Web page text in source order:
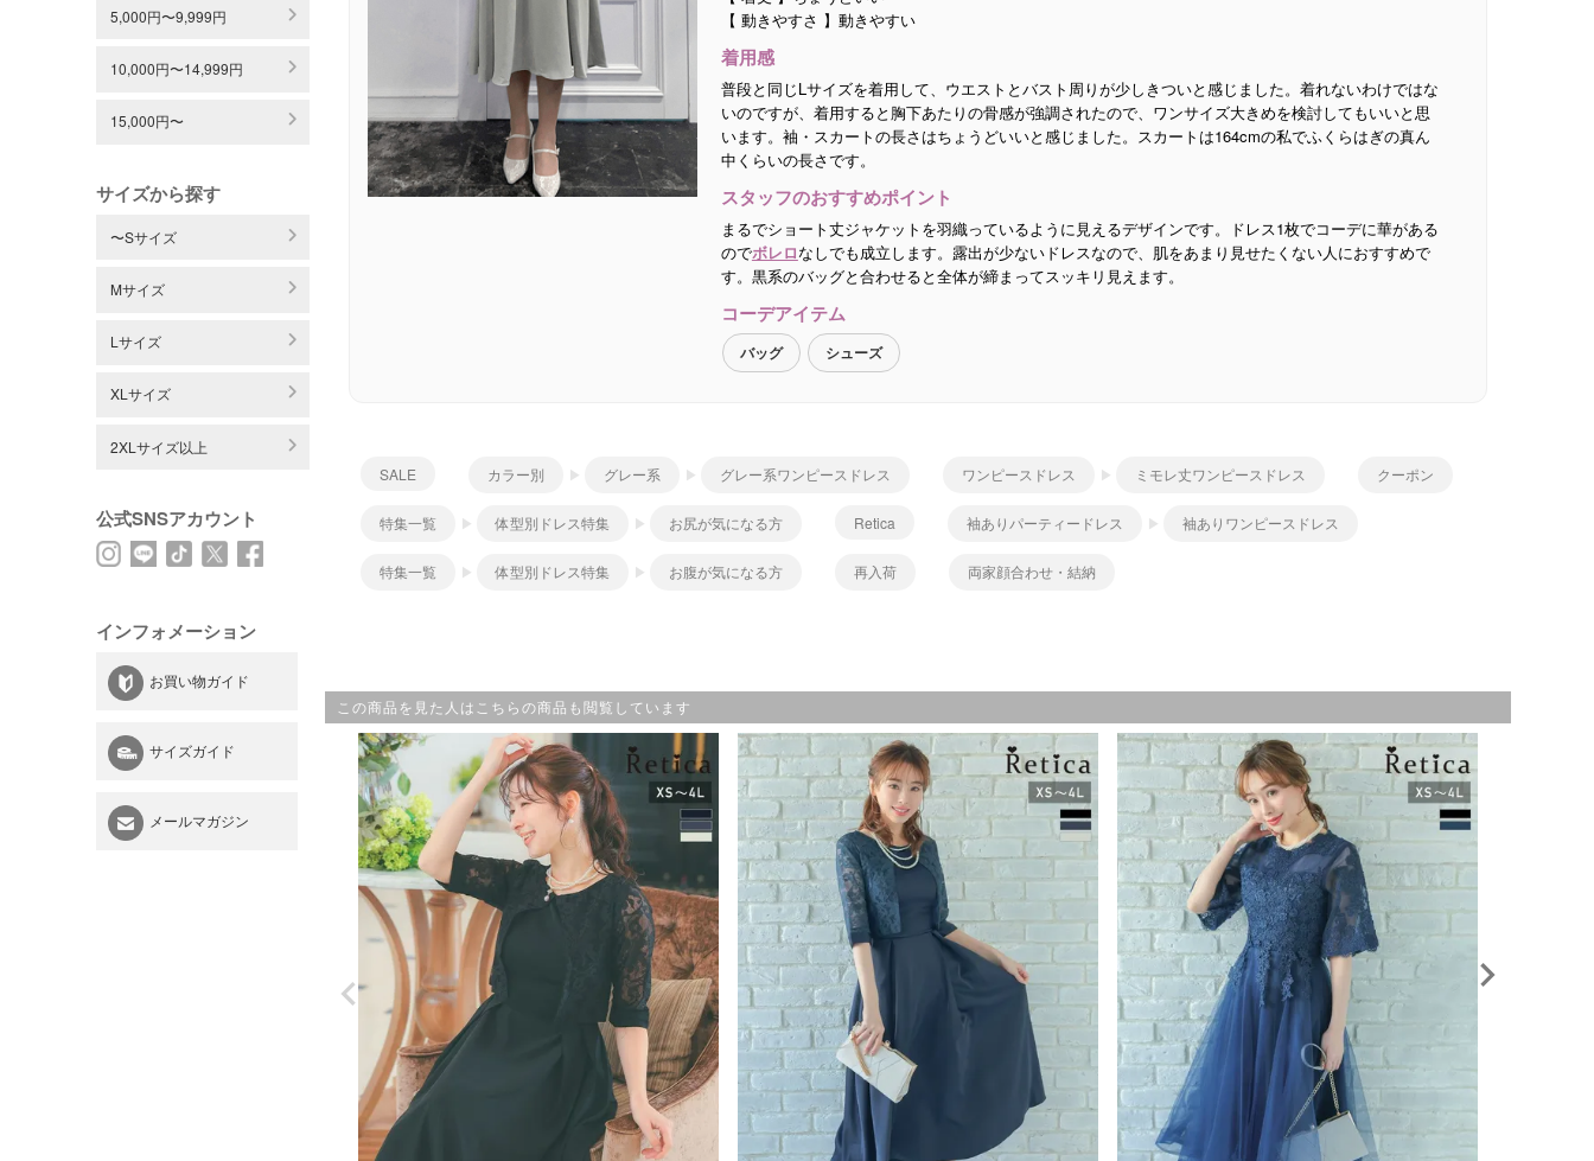
5,000円〜9,999円
10,000円〜14,999円
15,000円〜
サイズから探す
〜Sサイズ
Mサイズ
Lサイズ
XLサイズ
2XLサイズ以上
公式SNSアカウント
インフォメーション
お買い物ガイド
サイズガイド
メールマガジン
【 動きやすさ 】動きやすい
着用感
普段と同じLサイズを着用して、ウエストとバスト周りが少しきついと感じました。着れないわけではな
いのですが、着用すると胸下あたりの骨感が強調されたので、ワンサイズ大きめを検討してもいいと思
います。袖・スカートの長さはちょうどいいと感じました。スカートは164cmの私でふくらはぎの真ん
中くらいの長さです。
スタッフのおすすめポイント
まるでショート丈ジャケットを羽織っているように見えるデザインです。ドレス1枚でコーデに華がある
のでボレロなしでも成立します。露出が少ないドレスなので、肌をあまり見せたくない人におすすめで
す。黒系のバッグと合わせると全体が締まってスッキリ見えます。
コーデアイテム
バッグ シューズ
SALE カラー別 グレー系 グレー系ワンピースドレス ワンピースドレス ミモレ丈ワンピースドレス クーポン
特集一覧 体型別ドレス特集 お尻が気になる方 Retica 袖ありパーティードレス 袖ありワンピースドレス
特集一覧 体型別ドレス特集 お腹が気になる方 再入荷 両家顔合わせ・結納
この商品を見た人はこちらの商品も閲覧しています